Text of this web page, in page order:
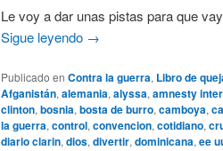
Le voy a dar unas pistas para que
Sigue leyendo →
Publicado en Contra la guerra, Libro de
Afganistán, alemania, alyssa, amnesty
clinton, bosnia, bosta de burro, camboya,
la guerra, control, convencion, cotidiano,
diario clarin, dios, divertir, dominicana, ee